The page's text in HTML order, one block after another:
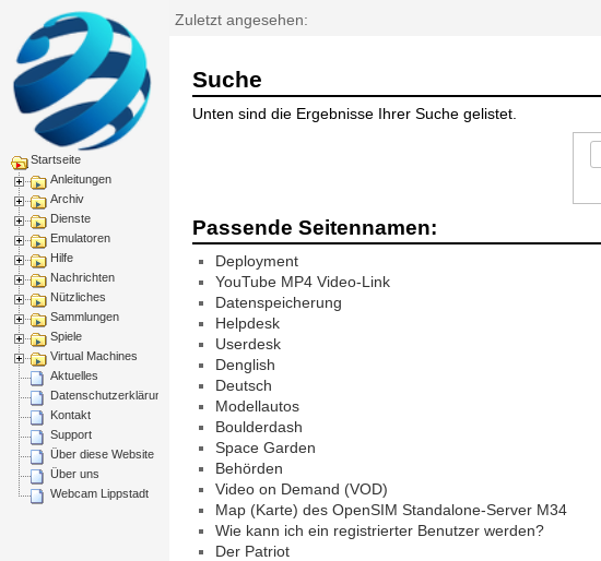
Startseite
Anleitungen
Archiv
Dienste
Emulatoren
Hilfe
Nachrichten
Nützliches
Sammlungen
Spiele
Virtual Machines
Aktuelles
Datenschutzerklärung
Kontakt
Support
Über diese Website
Über uns
Webcam Lippstadt
Zuletzt angesehen:
Suche
Unten sind die Ergebnisse Ihrer Suche gelistet.
Passende Seitennamen:
Deployment
YouTube MP4 Video-Link
Datenspeicherung
Helpdesk
Userdesk
Denglish
Deutsch
Modellautos
Boulderdash
Space Garden
Behörden
Video on Demand (VOD)
Map (Karte) des OpenSIM Standalone-Server M34
Wie kann ich ein registrierter Benutzer werden?
Der Patriot